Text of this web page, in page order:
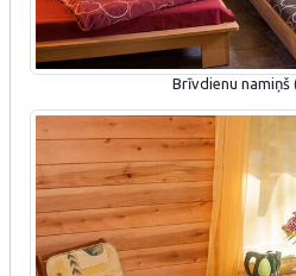
Brīvdienu namiņš